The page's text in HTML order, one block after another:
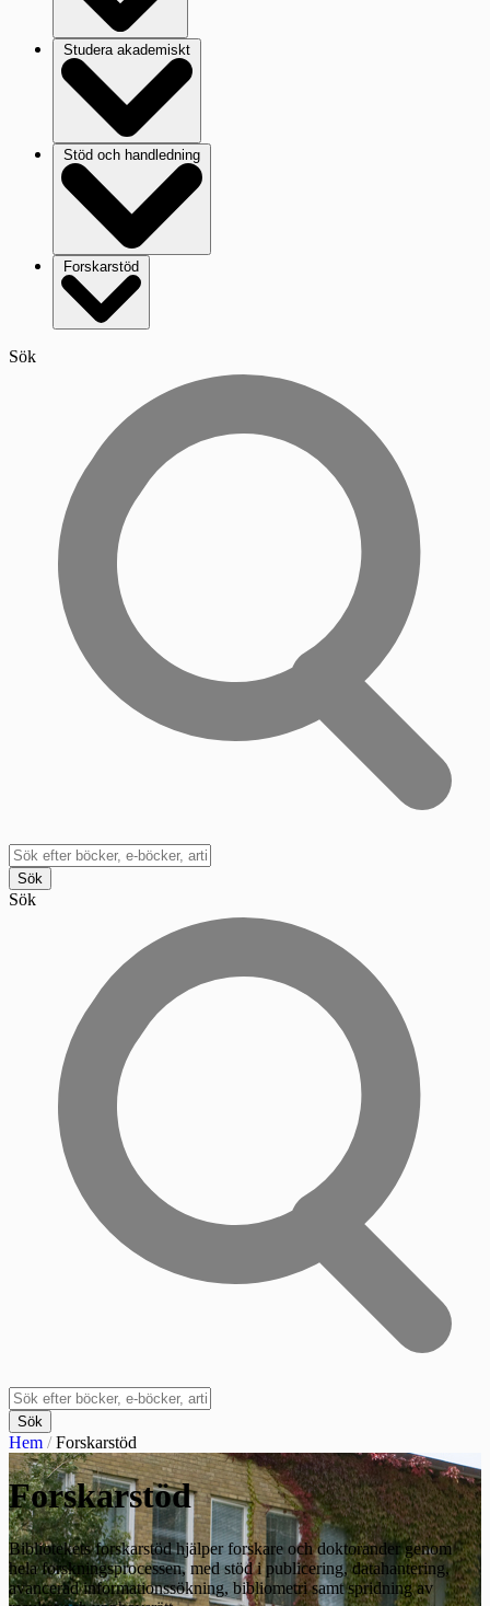
Studera akademiskt
Stöd och handledning
Forskarstöd
Sök
Sök
Sök
Sök
Hem /Forskarstöd
Forskarstöd
Bibliotekets forskarstöd hjälper forskare och doktorander genom
hela forskningsprocessen, med stöd i publicering, datahantering,
avancerad informationssökning, bibliometri samt spridning av